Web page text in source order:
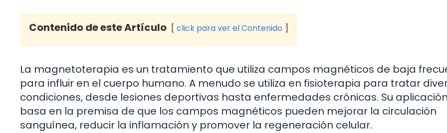
Contenido de este Artículo click para ver el Contenido
La magnetoterapia es un tratamiento que utiliza campos magnéticos de baja
para influir en el cuerpo humano. A menudo se utiliza en fisioterapia para tratar
condiciones, desde lesiones deportivas hasta enfermedades crónicas. Su
basa en la premisa de que los campos magnéticos pueden mejorar la circulación
sanguínea, reducir la inflamación y promover la regeneración celular.